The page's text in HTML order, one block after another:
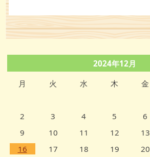
2024年12月
月
火 水 木 金
2
3 4 5 6
9
10 11 12 13
16
17 18 19 20